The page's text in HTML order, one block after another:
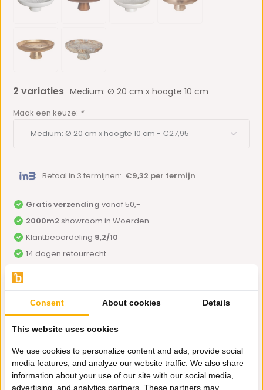
2 variaties Medium: Ø 20 cm x hoogte 10 cm
Maak een keuze: *
Betaal in 3 termijnen: €9,32 per termijn
Gratis verzending vanaf 50,-
2000m2 showroom in Woerden
Klantbeoordeling 9,2/10
14 dagen retourrecht
Do you have a question about this product?
Our employee is happy to help you find the right product
Send mail
Productomschrijving
Consent About cookies Details
This website uses cookies
We use cookies to personalize content and ads, provide social
media features, and analyze our website traffic. We also share
information about your use of our site with our social media,
advertising, and analytics partners. These partners may